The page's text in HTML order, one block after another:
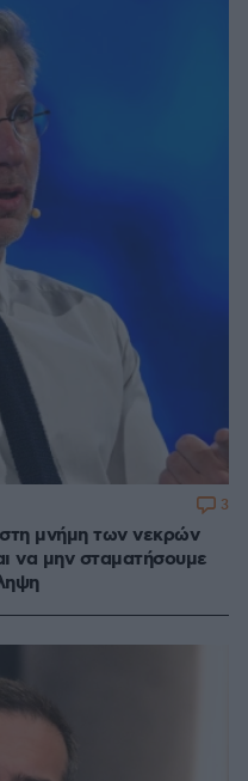
μνήμη των νεκρών
να μην σταματήσουμε
3